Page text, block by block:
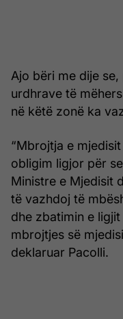
Ajo bëri me dije
urdhrave të
në këtë zonë ka
“Mbrojtja e
obligim ligjor për
Ministre e Mjedisit
të vazhdoj të
dhe zbatimin e
mbrojtjes së
deklaruar Pacolli.